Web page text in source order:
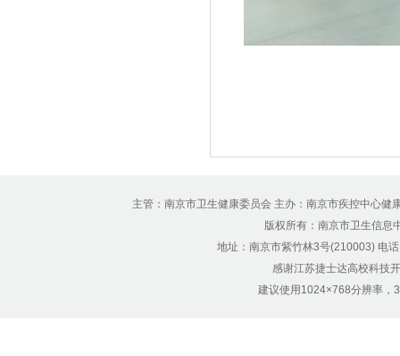
主管：南京市卫生健康委员会 主办：南京市疾控中心
版权所有：南京市卫生信
地址：南京市紫竹林3号(210003) 电
感谢江苏捷士达高校科技
建议使用1024×768分辨率，